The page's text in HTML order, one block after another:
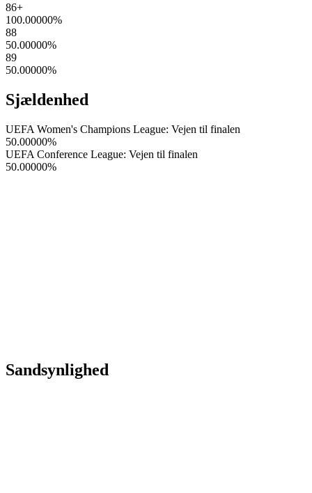
86+
100.00000%
88
50.00000%
89
50.00000%
Sjældenhed
UEFA Women's Champions League: Vejen til finalen
50.00000%
UEFA Conference League: Vejen til finalen
50.00000%
Sandsynlighed